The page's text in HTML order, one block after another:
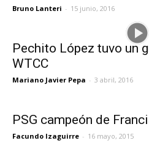
Bruno Lanteri - 15 junio, 2016
Pechito López tuvo un
WTCC
Mariano Javier Pepa - 3 abril, 2016
PSG campeón de
Facundo Izaguirre - 16 mayo, 2015